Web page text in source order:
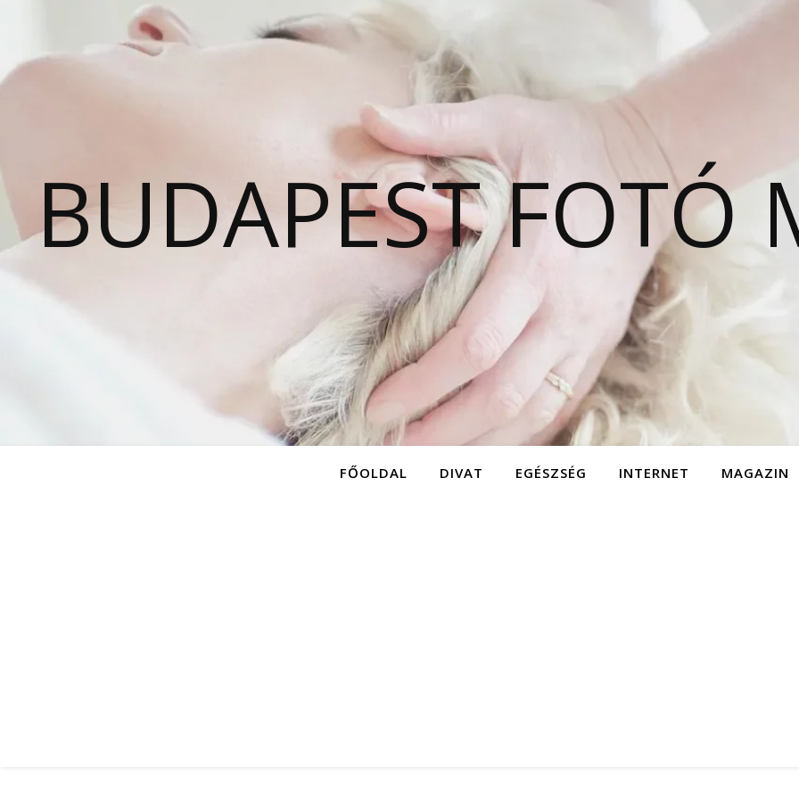
BUDAPEST FOTÓ
FŐOLDAL DIVAT EGÉSZSÉG INTERNET MAGAZIN